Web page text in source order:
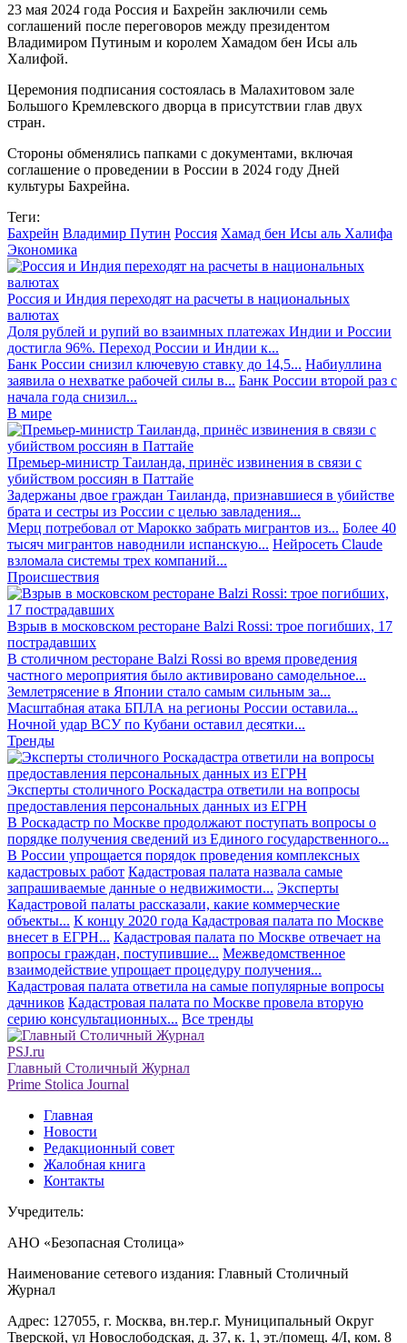
23 мая 2024 года Россия и Бахрейн заключили семь
соглашений после переговоров между президентом
Владимиром Путиным и королем Хамадом бен Исы аль
Халифой.
Церемония подписания состоялась в Малахитовом зале
Большого Кремлевского дворца в присутствии глав двух
стран.
Стороны обменялись папками с документами, включая
соглашение о проведении в России в 2024 году Дней
культуры Бахрейна.
Теги:
Бахрейн Владимир Путин Россия Хамад бен Исы аль Халифа
Экономика
Россия и Индия переходят на расчеты в национальных
валютах
Доля рублей и рупий во взаимных платежах Индии и России
достигла 96%. Переход России и Индии к...
Банк России снизил ключевую ставку до 14,5... Набиуллина
заявила о нехватке рабочей силы в... Банк России второй раз с
начала года снизил...
В мире
Премьер-министр Таиланда, принёс извинения в связи с
убийством россиян в Паттайе
Задержаны двое граждан Таиланда, признавшиеся в убийстве
брата и сестры из России с целью завладения...
Мерц потребовал от Марокко забрать мигрантов из... Более 40
тысяч мигрантов наводнили испанскую... Нейросеть Claude
взломала системы трех компаний...
Происшествия
Взрыв в московском ресторане Balzi Rossi: трое погибших, 17
пострадавших
В столичном ресторане Balzi Rossi во время проведения
частного мероприятия было активировано самодельное...
Землетрясение в Японии стало самым сильным за...
Масштабная атака БПЛА на регионы России оставила...
Ночной удар ВСУ по Кубани оставил десятки...
Тренды
Эксперты столичного Роскадастра ответили на вопросы
предоставления персональных данных из ЕГРН
В Роскадастр по Москве продолжают поступать вопросы о
порядке получения сведений из Единого государственного...
В России упрощается порядок проведения комплексных
кадастровых работ Кадастровая палата назвала самые
запрашиваемые данные о недвижимости... Эксперты
Кадастровой палаты рассказали, какие коммерческие
объекты... К концу 2020 года Кадастровая палата по Москве
внесет в ЕГРН... Кадастровая палата по Москве отвечает на
вопросы граждан, поступившие... Межведомственное
взаимодействие упрощает процедуру получения...
Кадастровая палата ответила на самые популярные вопросы
дачников Кадастровая палата по Москве провела вторую
серию консультационных... Все тренды
PSJ.ru
Главный Столичный Журнал
Prime Stolica Journal
Главная
Новости
Редакционный совет
Жалобная книга
Контакты
Учредитель:
АНО «Безопасная Столица»
Наименование сетевого издания: Главный Столичный
Журнал
Адрес: 127055, г. Москва, вн.тер.г. Муниципальный Округ
Тверской, ул Новослободская, д. 37, к. 1, эт./помещ. 4/I, ком. 8